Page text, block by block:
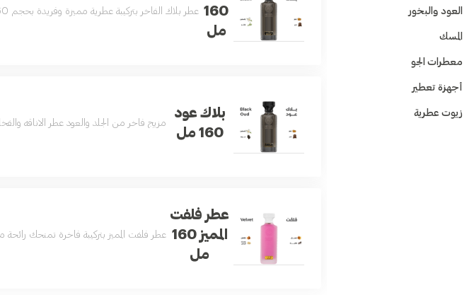
العود والبخور
المسك
معطرات الجو
أجهزة تعطير
زيوت عطرية
160
مل
عطر بلاك الفاخر بتركيبة عطرية مميزة وفريدة بحجم 160 مل يدوم طويلا على البشرة ويمنحك إحساسا بالثقة والأناقة طوال اليوم
بلاك عود
160 مل
مزيج فاخر من الجلد والعود عطر الاناقه
عطر فلفت
المميز 160
مل
عطر فلفت المميز بتركيبة فاخرة تمنحك رائحة